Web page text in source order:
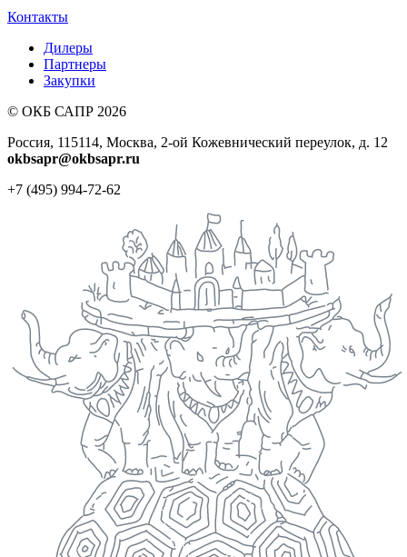
Контакты
Дилеры
Партнеры
Закупки
© ОКБ САПР 2026
Россия, 115114, Москва, 2-ой Кожевнический переулок, д. 12
okbsapr@okbsapr.ru
+7 (495) 994-72-62